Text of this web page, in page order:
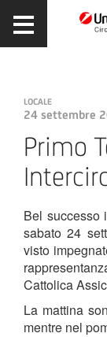
LOCALE
24 settembre
Primo
Bel successo
sabato 24
visto
Cattolica
La mattina
mentre nel